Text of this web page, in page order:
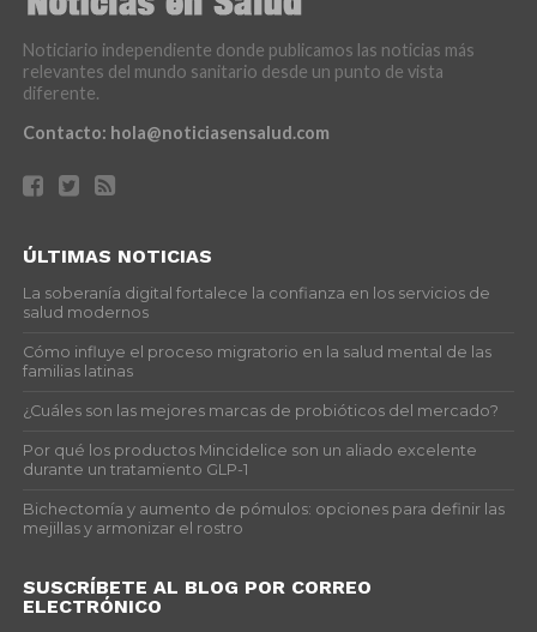
Noticiario independiente donde publicamos las noticias más
relevantes del mundo sanitario desde un punto de vista
diferente.
Contacto: hola@noticiasensalud.com
ÚLTIMAS NOTICIAS
La soberanía digital fortalece la confianza en los servicios de
salud modernos
Cómo influye el proceso migratorio en la salud mental de las
familias latinas
¿Cuáles son las mejores marcas de probióticos del mercado?
Por qué los productos Mincidelice son un aliado excelente
durante un tratamiento GLP-1
Bichectomía y aumento de pómulos: opciones para definir las
mejillas y armonizar el rostro
SUSCRÍBETE AL BLOG POR CORREO
ELECTRÓNICO